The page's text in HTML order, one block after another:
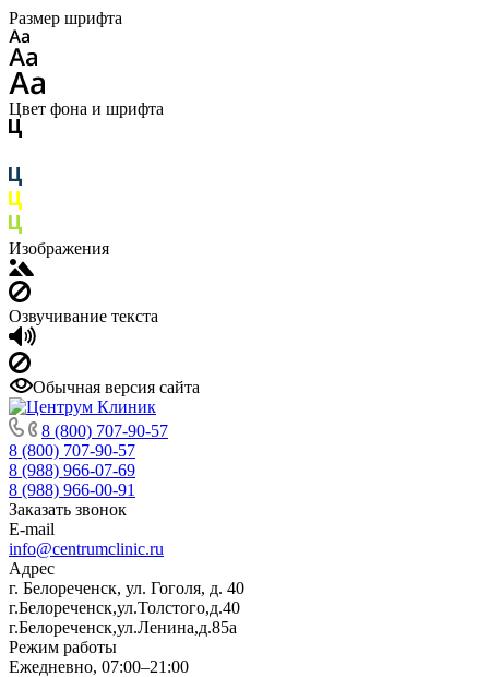
Размер шрифта
Цвет фона и шрифта
Изображения
Озвучивание текста
Обычная версия сайта
8 (800) 707-90-57
8 (800) 707-90-57
8 (988) 966-07-69
8 (988) 966-00-91
Заказать звонок
E-mail
info@centrumclinic.ru
Адрес
г. Белореченск, ул. Гоголя, д. 40
г.Белореченск,ул.Толстого,д.40
г.Белореченск,ул.Ленина,д.85а
Режим работы
Ежедневно, 07:00–21:00